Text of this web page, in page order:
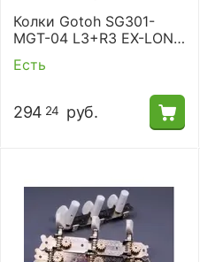
Колки Gotoh SG301-
MGT-04 L3+R3 EX-LONG
Есть
294 24 руб.